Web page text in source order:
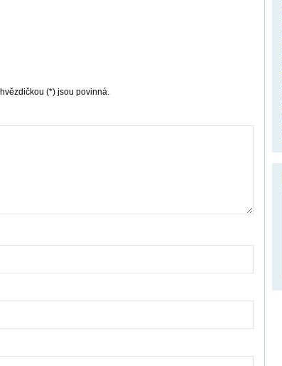
(*) jsou povinná.